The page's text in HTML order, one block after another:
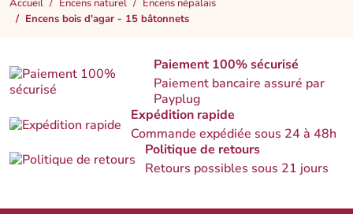
Accueil Encens naturel
Encens népalais
Encens bois d'agar - 15 bâtonnets
Paiement 100% sécurisé
Paiement bancaire assuré par
Payplug
Expédition rapide
Commande expédiée sous 24 à 48h
Politique de retours
Retours possibles sous 21 jours